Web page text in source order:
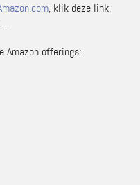
, klik deze link,
…
Amazon offerings: